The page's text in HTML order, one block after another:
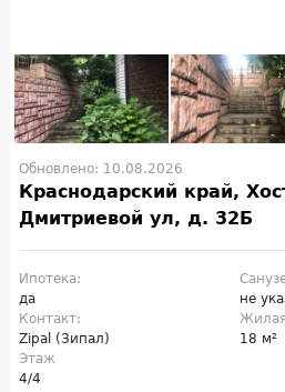
Обновлено: 10.08.2026
Краснодарский край,
Дмитриевой ул, д. 32Б
Ипотека:
да
не
Контакт:
Zipal (Зипал)
18 м²
Этаж
4/4